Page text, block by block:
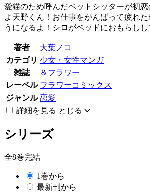
愛猫のため呼んだペットシッターが初
よ天野くん！お仕事をがんばって疲れ
うになるよ！シロがベッドにおもらし
著者
大葉ノコ
カテゴリ 少女・女性マンガ
雑誌
＆フラワー
レーベル フラワーコミックス
ジャンル 恋愛
詳細を見る とじる
シリーズ
全8巻完結
1巻から
最新刊から